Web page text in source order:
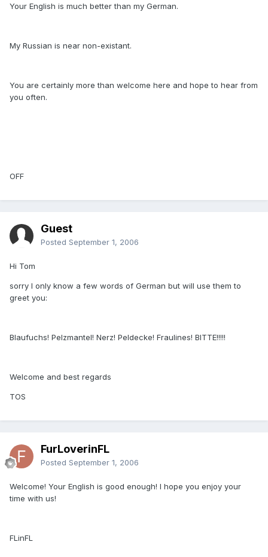
Your English is much better than my German.
My Russian is near non-existant.
You are certainly more than welcome here and hope to hear from
you often.
OFF
Guest
Posted September 1, 2006
Hi Tom
sorry I only know a few words of German but will use them to
greet you:
Blaufuchs! Pelzmantel! Nerz! Peldecke! Fraulines! BITTE!!!!!
Welcome and best regards
TOS
FurLoverinFL
Posted September 1, 2006
Welcome! Your English is good enough! I hope you enjoy your
time with us!
FLinFL